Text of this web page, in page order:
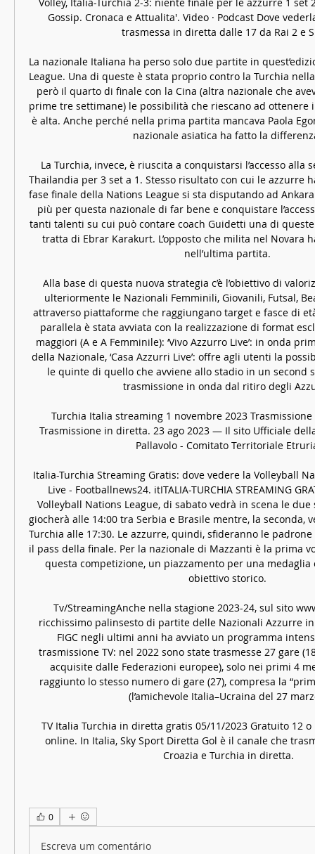
Gossip. Cronaca e Attualita'. Video · Podcast Dove
trasmessa in diretta dalle 17 da Rai 2 e
La nazionale Italiana ha perso solo due partite in
League. Una di queste è stata proprio contro la Turchia
però il quarto di finale con la Cina (altra nazionale che
prime tre settimane) le possibilità che riescano ad ottenere
è alta. Anche perché nella prima partita mancava Paola
nazionale asiatica ha fatto la
La Turchia, invece, è riuscita a conquistarsi l’accesso alla
Thailandia per 3 set a 1. Stesso risultato con cui le azzurre
fase finale della Nations League si sta disputando ad
più per questa nazionale di far bene e conquistare
tanti talenti su cui può contare coach Guidetti una di
tratta di Ebrar Karakurt. L’opposto che milita nel Novara
nell’ultima partita.
Alla base di questa nuova strategia c’è l’obiettivo di
ulteriormente le Nazionali Femminili, Giovanili, Futsal,
attraverso piattaforme che raggiungano target e fasce di
parallela è stata avviata con la realizzazione di format
maggiori (A e A Femminile): ‘Vivo Azzurro Live’: in onda
della Nazionale, ‘Casa Azzurri Live’: offre agli utenti la
le quinte di quello che avviene allo stadio in un second
trasmissione in onda dal ritiro degli
Turchia Italia streaming 1 novembre 2023
Trasmissione in diretta. 23 ago 2023 — Il sito Ufficiale
Pallavolo - Comitato Territoriale
Italia-Turchia Streaming Gratis: dove vedere la Volleyball
Live - Footballnews24. itITALIA-TURCHIA STREAMING
Volleyball Nations League, di sabato vedrà in scena le
giocherà alle 14:00 tra Serbia e Brasile mentre, la seconda,
Turchia alle 17:30. Le azzurre, quindi, sfideranno le
il pass della finale. Per la nazionale di Mazzanti è la prima
questa competizione, un piazzamento per una medaglia
obiettivo storico.
Tv/StreamingAnche nella stagione 2023-24, sul sito
ricchissimo palinsesto di partite delle Nazionali Azzurre
FIGC negli ultimi anni ha avviato un programma
trasmissione TV: nel 2022 sono state trasmesse 27 gare
acquisite dalle Federazioni europee), solo nei primi 4
raggiunto lo stesso numero di gare (27), compresa la
(l’amichevole Italia–Ucraina del 27
TV Italia Turchia in diretta gratis 05/11/2023 Gratuito 12
online. In Italia, Sky Sport Diretta Gol è il canale che
Croazia e Turchia in diretta.
0
Escreva um comentário